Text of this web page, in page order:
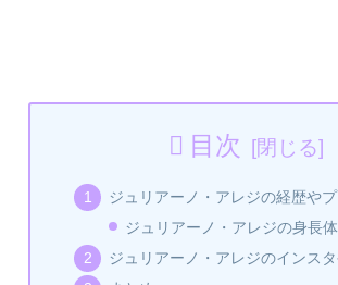
目次
ジュリアーノ・アレジの経歴や
ジュリアーノ・アレジの身長
ジュリアーノ・アレジのインス